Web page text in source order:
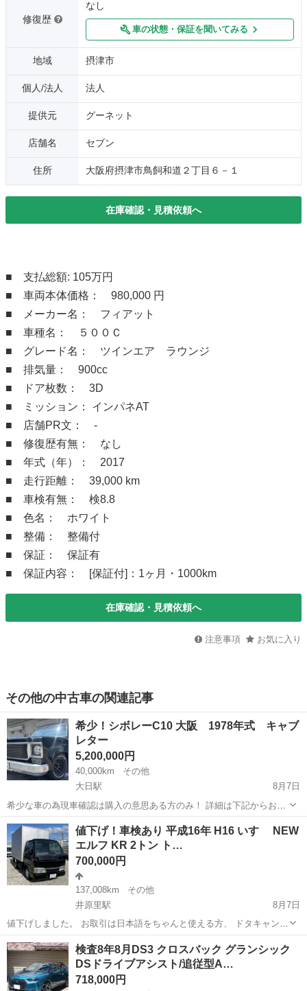
修復歴
なし
車の状態・保証を聞いてみる
地域 摂津市
個人/法人 法人
提供元 グーネット
店舗名 セブン
住所 大阪府摂津市鳥飼和道２丁目６－１
在庫確認・見積依頼へ
■ 支払総額: 105万円
■ 車両本体価格： 980,000 円
■ メーカー名： フィアット
■ 車種名： ５００Ｃ
■ グレード名： ツインエア ラウンジ
■ 排気量： 900cc
■ ドア枚数： 3D
■ ミッション： インパネAT
■ 店舗PR文： -
■ 修復歴有無： なし
■ 年式（年）： 2017
■ 走行距離： 39,000 km
■ 車検有無： 検8.8
■ 色名： ホワイト
■ 整備： 整備付
■ 保証： 保証有
■ 保証内容： [保証付]：1ヶ月・1000km
在庫確認・見積依頼へ
注意事項 お気に入り
その他の中古車の関連記事
希少！シボレーC10 大阪 1978年式 キャブ
レター
5,200,000円
40,000km
その他
大日駅
8月7日
希少な車の為現車確認は購入の意思ある方のみ！ 詳細は下記からお願
いします https://www.goo-
net.com/usedcar/spread/goo/16/700070493130260801001.html ...
大阪 門真市 大日駅 その他 キャブレター
値下げ！車検あり 平成16年 H16 いすゞ NEW
エルフ KR 2トン ト…
700,000円
137,008km
その他
井原里駅
8月7日
値下げしました。 お取引は日本語をちゃんと使える方、 ドタキャンな
どしない方でお願いします。 ◆メーカー◆いすゞ ◆車名◆エルフ ◆
年式◆平成16年8月 ◆型式◆KR-NKR81EAV ◆原動機の型式...
大阪 泉佐野市 井原里駅 その他
検査8年8月DS3 クロスバック グランシック
DSドライブアシスト/追従型A…
718,000円